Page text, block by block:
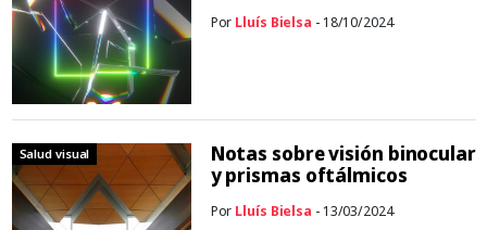
Por Lluís Bielsa - 18/10/2024
Salud visual
Notas sobre visión binocular
y prismas oftálmicos
Por Lluís Bielsa - 13/03/2024